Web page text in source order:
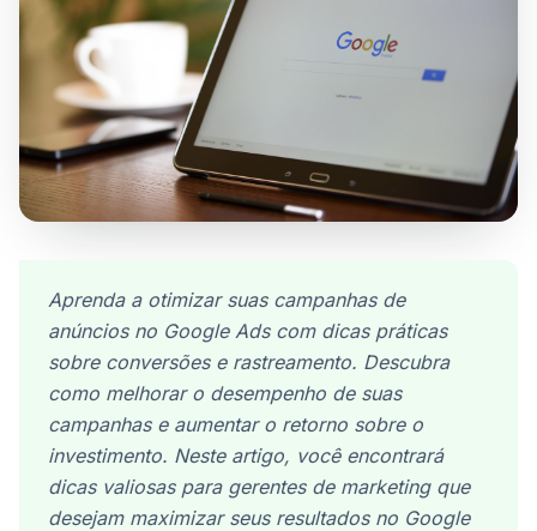
Aprenda a otimizar suas campanhas de
anúncios no Google Ads com dicas práticas
sobre conversões e rastreamento. Descubra
como melhorar o desempenho de suas
campanhas e aumentar o retorno sobre o
investimento. Neste artigo, você encontrará
dicas valiosas para gerentes de marketing que
desejam maximizar seus resultados no Google